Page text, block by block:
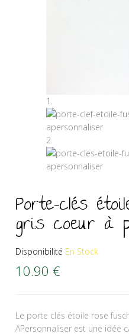
Porte-clés
gris coeur à
Disponibilité En Stock
10.90 €
Le porte clés étoile rose
APersonnaliser est une idée